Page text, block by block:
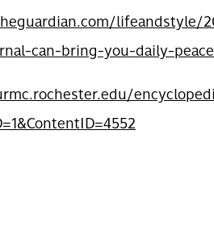
lifeandstyle/
can-bring-you-daily-peace